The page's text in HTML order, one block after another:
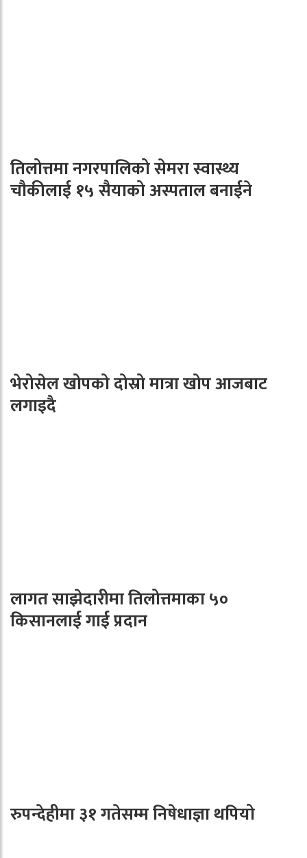
तिलोत्तमा नगरपालिको सेमरा स्वास्थ्य
चौकीलाई १५ सैयाको अस्पताल बनाईने
भेरोसेल खोपको दोस्रो मात्रा खोप आजबाट
लगाइदै
लागत साझेदारीमा तिलोत्तमाका ५०
किसानलाई गाई प्रदान
रुपन्देहीमा ३१ गतेसम्म निषेधाज्ञा थपियो